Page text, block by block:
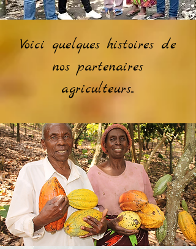
Voici quelques histoires de
nos partenaires
agriculteurs...